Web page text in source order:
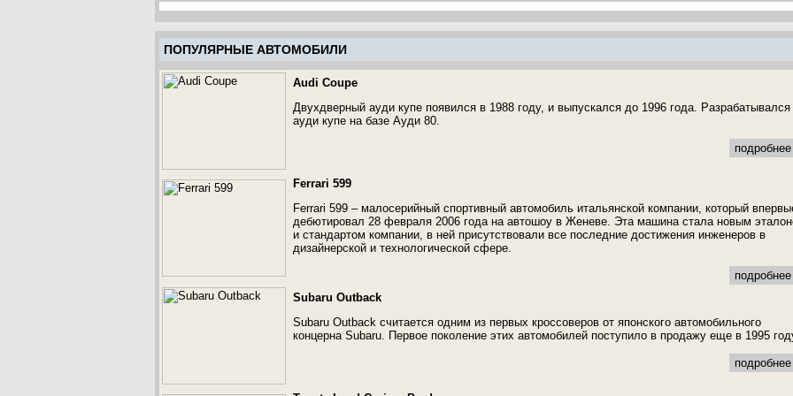
ПОПУЛЯРНЫЕ АВТОМОБИЛИ
Audi Coupe
Двухдверный ауди купе появился в 1988 году, и выпускался до 1996 года. Разрабатывался
ауди купе на базе Ауди 80.
Ferrari 599
Ferrari 599 – малосерийный спортивный автомобиль итальянской компании, который
дебютировал 28 февраля 2006 года на автошоу в Женеве. Эта машина стала новым
и стандартом компании, в ней присутствовали все последние достижения инженеров в
дизайнерской и технологической сфере.
Subaru Outback
Subaru Outback считается одним из первых кроссоверов от японского автомобильного
концерна Subaru. Первое поколение этих автомобилей поступило в продажу еще в 1995